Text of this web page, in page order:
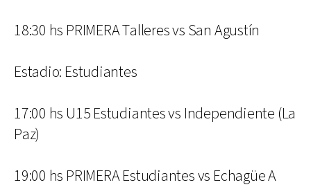
18:30 hs PRIMERA Talleres vs San Agustín
Estadio: Estudiantes
17:00 hs U15 Estudiantes vs Independiente (La
Paz)
19:00 hs PRIMERA Estudiantes vs Echagüe A